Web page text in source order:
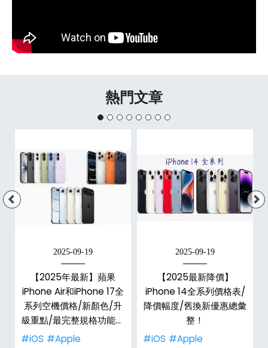
熱門文章
2025-09-19
【2025年最新】蘋果
iPhone Air和iPhone 17全
系列空機價格/新顏色/升
級重點/最完整規格功能懶
人包！
#iOS #Apple
2025-09-19
【2025最新降價】
iPhone 14全系列價格表/
降價幅度/舊換新優惠總彙
整！
#iOS #Apple